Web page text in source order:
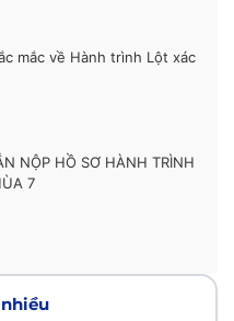
mắc về Hành trình Lột xác
NỘP HỒ SƠ HÀNH TRÌNH
7